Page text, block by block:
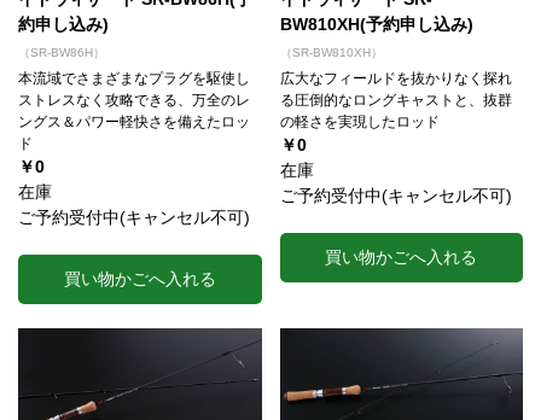
約申し込み)
（SR-BW86H）
本流域でさまざまなプラグを駆使し
ストレスなく攻略できる、万全のレ
ングス＆パワー軽快さを備えたロッ
ド
￥0
在庫
ご予約受付中(キャンセル不可)
買い物かごへ入れる
BW810XH(予約申し込み)
（SR-BW810XH）
広大なフィールドを抜かりなく探れ
る圧倒的なロングキャストと、抜群
の軽さを実現したロッド
￥0
在庫
ご予約受付中(キャンセル不可)
買い物かごへ入れる